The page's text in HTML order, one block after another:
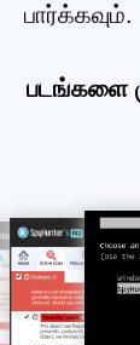
பார்க்கவும்.
படங்களை